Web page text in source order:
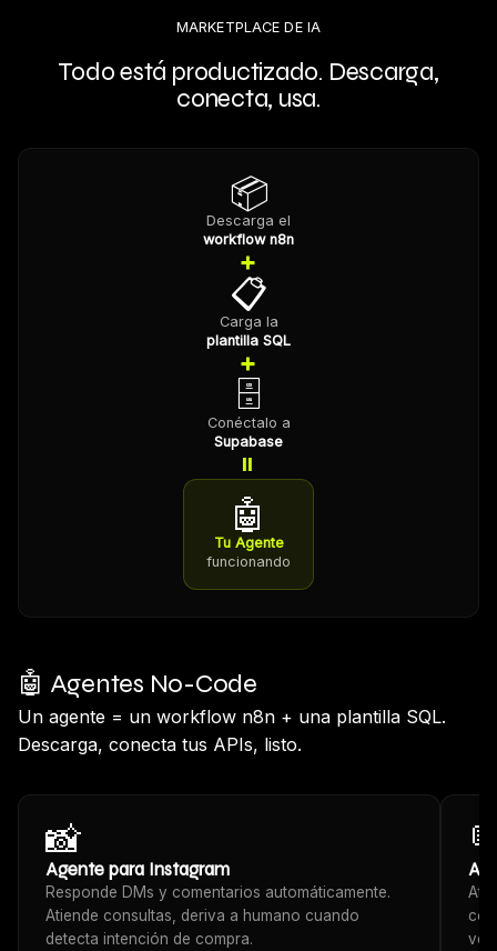
MARKETPLACE DE IA
Todo está productizado. Descarga,
conecta, usa.
📦
Descarga el
workflow n8n
+
📋
Carga la
plantilla SQL
+
🗄️
Conéctalo a
Supabase
🤖
Tu Agente
funcionando
🤖 Agentes No-Code
Un agente = un workflow n8n + una plantilla SQL.
Descarga, conecta tus APIs, listo.
📸
Agente para Instagram
Responde DMs y comentarios automáticamente.
Atiende consultas, deriva a humano cuando
detecta intención de compra.